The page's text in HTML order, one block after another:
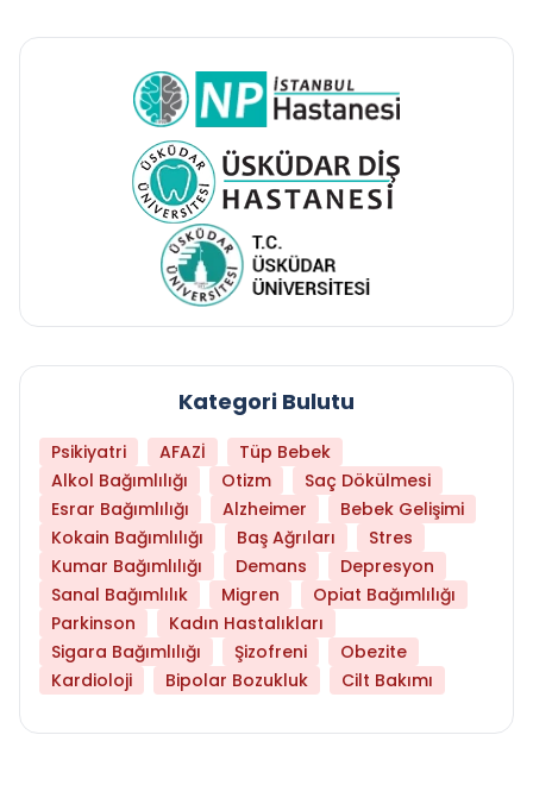
Kategori Bulutu
Psikiyatri AFAZİ
Tüp Bebek
Alkol Bağımlılığı
Otizm
Saç Dökülmesi
Esrar Bağımlılığı
Alzheimer
Bebek Gelişimi
Kokain Bağımlılığı
Baş Ağrıları
Stres
Kumar Bağımlılığı
Demans
Depresyon
Sanal Bağımlılık
Migren
Opiat Bağımlılığı
Parkinson
Kadın Hastalıkları
Sigara Bağımlılığı
Şizofreni
Obezite
Kardioloji
Bipolar Bozukluk Cilt Bakımı